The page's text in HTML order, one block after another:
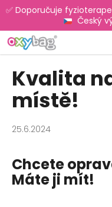
Přejít
na✅ Doporučuje
Český
Kvalita
místě!
25.6.2024
Chcete
Máte ji mít!
K
š
í
Zpět
Zpět
o
p
o
t
e
b
u